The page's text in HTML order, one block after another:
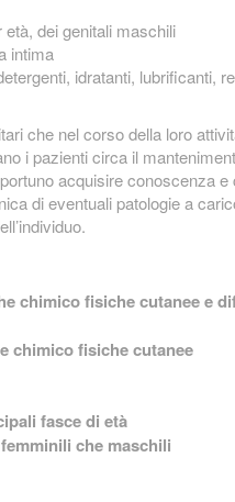
dei genitali maschili
intima
idratanti, lubrificanti,
che nel corso della loro
i pazienti circa il
acquisire conoscenza
di eventuali patologie a
chimico fisiche cutanee e
chimico fisiche cutanee
fasce di età
che maschili